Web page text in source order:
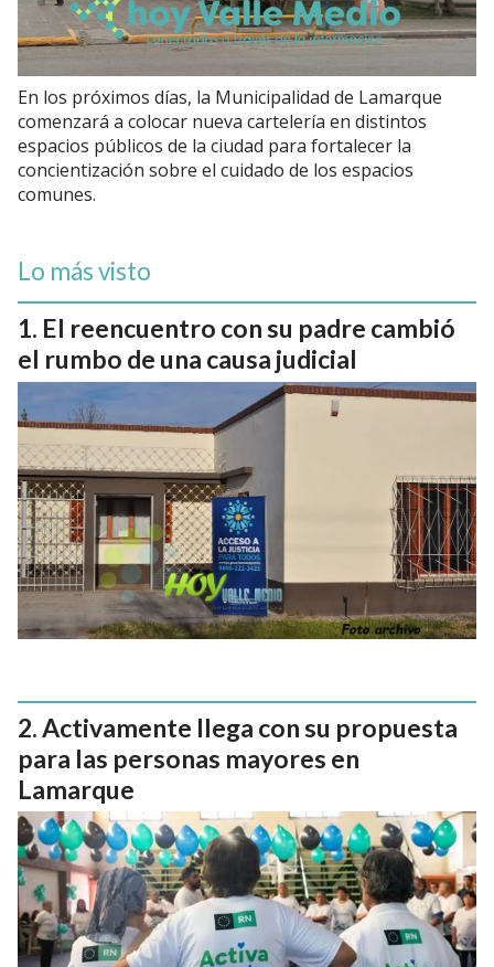
En los próximos días, la Municipalidad de Lamarque
comenzará a colocar nueva cartelería en distintos
espacios públicos de la ciudad para fortalecer la
concientización sobre el cuidado de los espacios
comunes.
Lo más visto
El reencuentro con su padre cambió
el rumbo de una causa judicial
Activamente llega con su propuesta
para las personas mayores en
Lamarque